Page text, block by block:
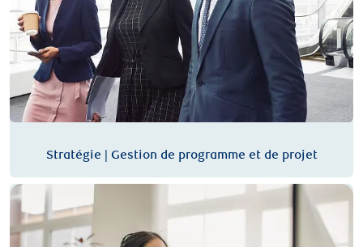
Stratégie | Gestion de programme et de projet
Service clientèle | Conseils à la clientèle | Vente